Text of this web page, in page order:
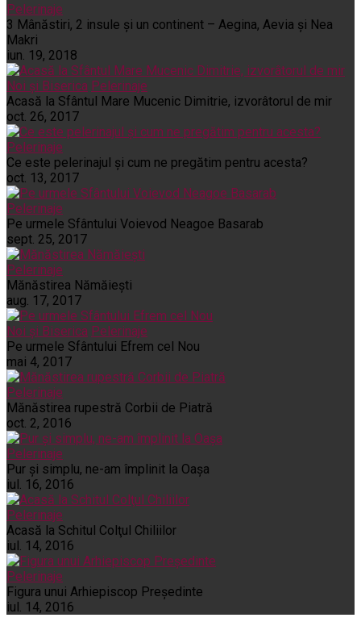
Pelerinaje
3 Mânăstiri, 2 insule și un continent – Aegina, Aevia și Nea
Makri
iun. 19, 2018
Noi și Biserica Pelerinaje
Acasă la Sfântul Mare Mucenic Dimitrie, izvorâtorul de mir
oct. 26, 2017
Pelerinaje
Ce este pelerinajul şi cum ne pregătim pentru acesta?
oct. 13, 2017
Pelerinaje
Pe urmele Sfântului Voievod Neagoe Basarab
sept. 25, 2017
Pelerinaje
Mănăstirea Nămăiești
aug. 17, 2017
Noi și Biserica Pelerinaje
Pe urmele Sfântului Efrem cel Nou
mai 4, 2017
Pelerinaje
Mănăstirea rupestră Corbii de Piatră
oct. 2, 2016
Pelerinaje
Pur şi simplu, ne-am împlinit la Oaşa
iul. 16, 2016
Pelerinaje
Acasă la Schitul Colţul Chiliilor
iul. 14, 2016
Pelerinaje
Figura unui Arhiepiscop Preşedinte
iul. 14, 2016